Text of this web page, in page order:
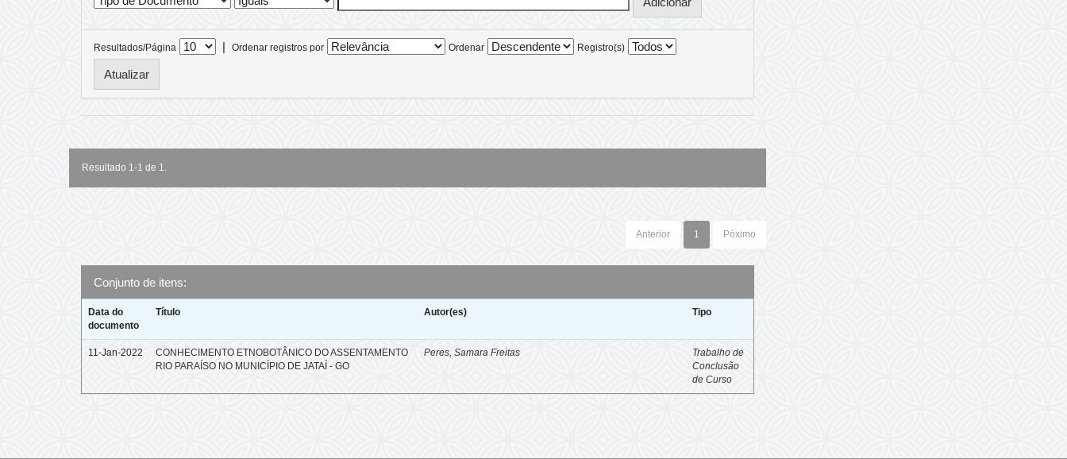
Resultados/Página | Ordenar registros por Ordenar Registro(s)
Resultado 1-1 de 1.
Anterior 1 Póximo
Conjunto de itens:
Data do
documento
Título Autor(es) Tipo
11-Jan-2022
CONHECIMENTO ETNOBOTÂNICO DO ASSENTAMENTO
RIO PARAÍSO NO MUNICÍPIO DE JATAÍ - GO
Peres, Samara Freitas
Trabalho de
Conclusão
de Curso